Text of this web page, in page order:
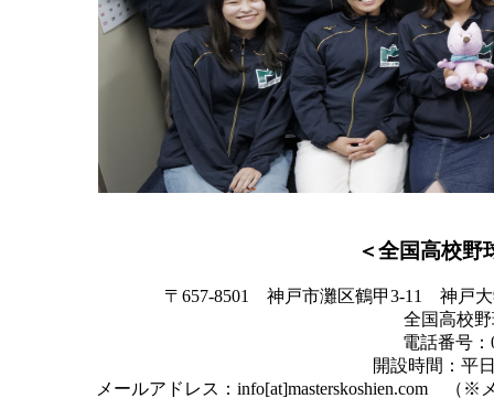
＜全国高校野
〒657-8501 神戸市灘区鶴甲3-11 神戸
全国高校
電話番号：
開設時間：平
メールアドレス：info[at]masterskoshien.com （